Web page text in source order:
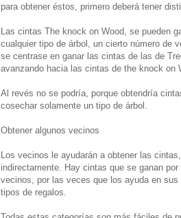
para obtener éstos, primero deberá tener
Las cintas The knock on Wood, se pueden
cualquier tipo de árbol, un cierto número de
se centrase en ganar las cintas de las de
avanzando hacia las cintas de the knock on
Al revés no se podría, porque obtendría
cosechar solamente un tipo de árbol.
Obtener algunos vecinos
Los vecinos le ayudarán a obtener las
indirectamente. Hay cintas que se ganan
vecinos, por las veces que los ayuda en
tipos de regalos.